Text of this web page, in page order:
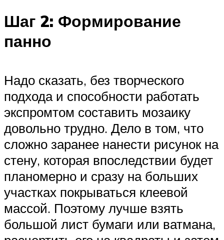
Шаг 2: Формирование
панно
Надо сказать, без творческого
подхода и способности работать
экспромтом составить мозаику
довольно трудно. Дело в том, что
сложно заранее нанести рисунок на
стену, которая впоследствии будет
планомерно и сразу на больших
участках покрываться клеевой
массой. Поэтому лучше взять
большой лист бумаги или ватмана,